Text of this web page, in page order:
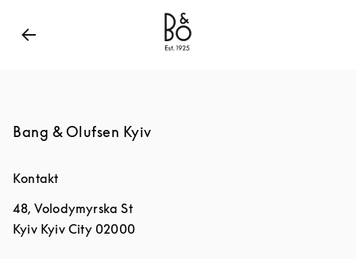
Bang & Olufsen - Exist to Create
Bang & Olufsen Kyiv
Kontakt
48, Volodymyrska St
Kyiv Kyiv City 02000